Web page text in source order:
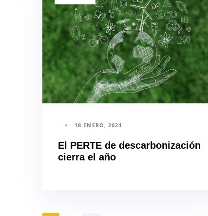
18 ENERO, 2024
El PERTE de descarbonización
cierra el año